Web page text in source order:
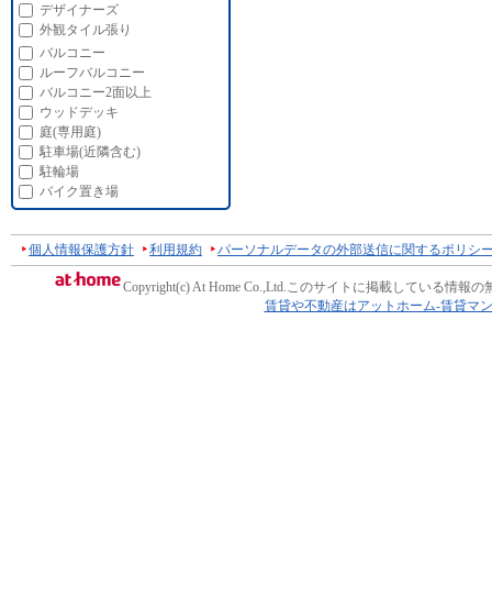
デザイナーズ
外観タイル張り
バルコニー
ルーフバルコニー
バルコニー2面以上
ウッドデッキ
庭(専用庭)
駐車場(近隣含む)
駐輪場
バイク置き場
個人情報保護方針 利用規約 パーソナルデータの外部送信に関するポリシ
Copyright(c) At Home Co.,Ltd.このサイトに掲載している情報の
賃貸や不動産はアットホーム-賃貸マ